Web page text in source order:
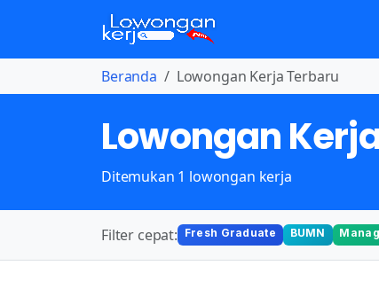
Beranda Lowongan Kerja Terbaru
Lowongan
Ditemukan 1 lowongan kerja
Filter cepat: Fresh Graduate BUMN